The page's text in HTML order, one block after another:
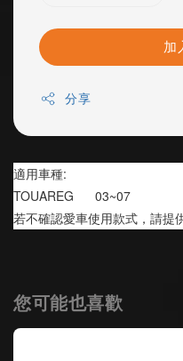
加
分享
適用車種:
TOUAREG      03~07
若不確認愛車使用款式，請提
您可能也喜歡